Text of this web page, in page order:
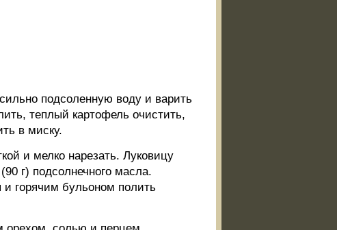
подсоленную воду и варить
теплый картофель очистить,
в миску.
и мелко нарезать. Луковицу
г) подсолнечного масла.
и горячим бульоном полить